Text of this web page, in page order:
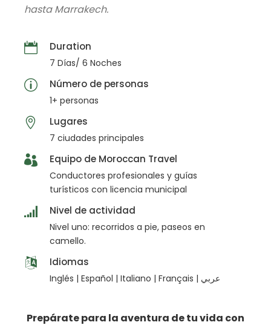
hasta Marrakech.
Duration
7 Días/ 6 Noches
Número de personas
1+ personas
Lugares
7 ciudades principales
Equipo de Moroccan Travel
Conductores profesionales y guías
turísticos con licencia municipal
Nivel de actividad
Nivel uno: recorridos a pie, paseos en
camello.
Idiomas
Inglés | Español | Italiano | Français | عربي
Prepárate para la aventura de tu vida con